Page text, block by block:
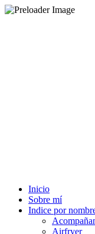
Inicio
Sobre mí
Indice por
Airfryer